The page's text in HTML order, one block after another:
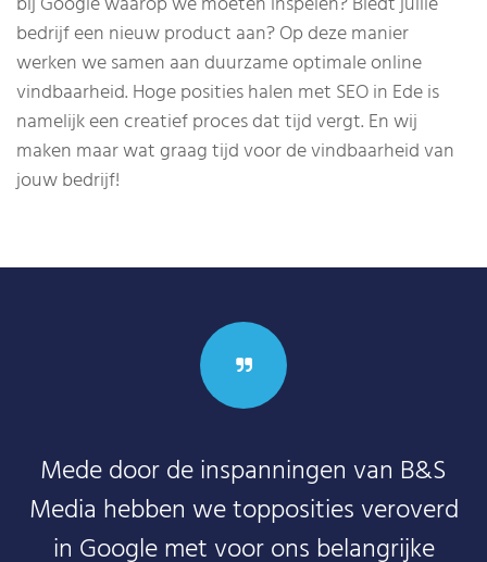
bedrijf een nieuw product aan? Op deze manier
werken we samen aan duurzame optimale online
vindbaarheid. Hoge posities halen met SEO in Ede is
namelijk een creatief proces dat tijd vergt. En wij
maken maar wat graag tijd voor de vindbaarheid van
jouw bedrijf!
Mede door de inspanningen van B&S
Media hebben we topposities veroverd
in Google met voor ons belangrijke